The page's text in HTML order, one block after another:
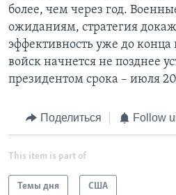
более, чем через год.
ожиданиям, стратегия
эффективность уже до конца
войск начнется не позднее
президентом срока – июля
Поделиться Follow
This item is part of
Темы дня США